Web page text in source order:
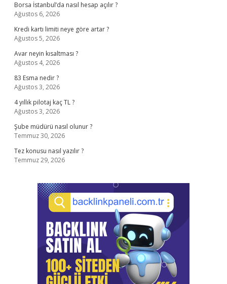
Borsa İstanbul’da nasıl hesap açılır ?
Ağustos 6, 2026
Kredi kartı limiti neye göre artar ?
Ağustos 5, 2026
Avar neyin kısaltması ?
Ağustos 4, 2026
83 Esma nedir ?
Ağustos 3, 2026
4 yıllık pilotaj kaç TL ?
Ağustos 3, 2026
Şube müdürü nasıl olunur ?
Temmuz 30, 2026
Tez konusu nasıl yazılır ?
Temmuz 29, 2026